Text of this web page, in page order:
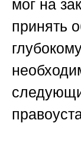
мог на
принять